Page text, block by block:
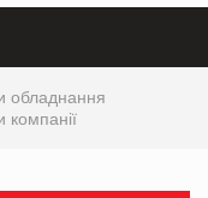
обладнання
компанії